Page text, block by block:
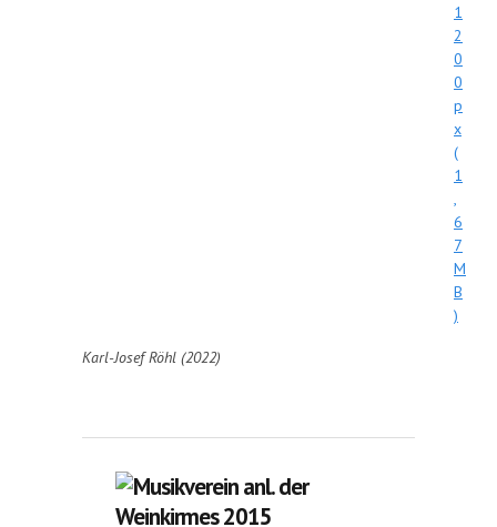
1
2
0
0
p
x
(
1
6
7
M
B
)
Karl-Josef Röhl (2022)